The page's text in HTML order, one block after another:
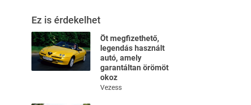
Ez is érdekelhet
Öt megfizethető,
legendás használt
autó, amely
garantáltan örömöt
okoz
Vezess